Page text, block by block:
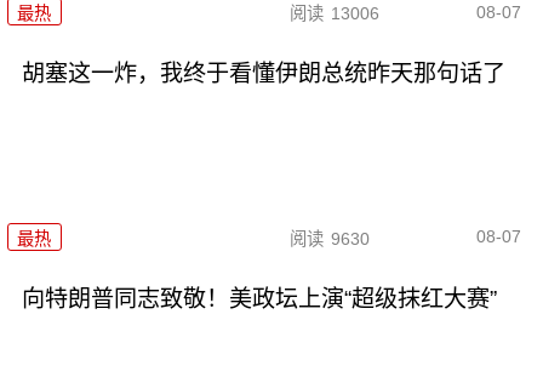
最热 阅读 13006 08-07
胡塞这一炸，我终于看懂伊朗总统昨天那句话了
最热 阅读 9630 08-07
向特朗普同志致敬！美政坛上演“超级抹红大赛”